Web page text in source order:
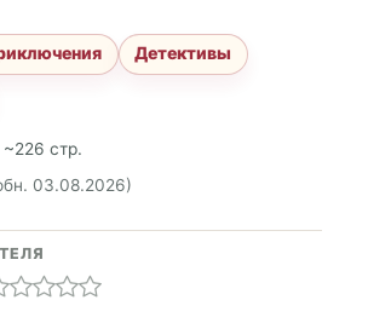
стр.
03.08.2026)
Детективы